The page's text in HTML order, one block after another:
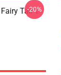
Tail T-
-20%